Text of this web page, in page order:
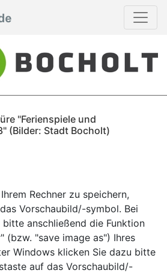
"Ferienspiele und
(Bilder: Stadt Bocholt)
Rechner zu speichern,
Vorschaubild/-symbol. Bei
bitte anschließend die Funktion
(bzw. "save image as") Ihres
Windows klicken Sie dazu bitte
auf das Vorschaubild/-